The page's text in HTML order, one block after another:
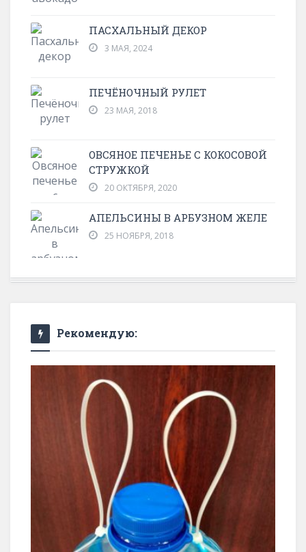
ПАСХАЛЬНЫЙ ДЕКОР
3 МАЯ, 2024
ПЕЧЁНОЧНЫЙ РУЛЕТ
23 МАЯ, 2018
ОВСЯНОЕ ПЕЧЕНЬЕ С КОКОСОВОЙ
СТРУЖКОЙ
20 ОКТЯБРЯ, 2020
АПЕЛЬСИНЫ В АРБУЗНОМ ЖЕЛЕ
25 НОЯБРЯ, 2018
Рекомендую: